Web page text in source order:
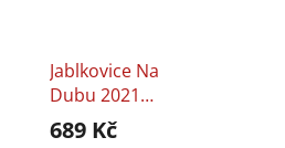
Jablkovice Na
Dubu 2021
Kuželov 0,5l 50%
689 Kč